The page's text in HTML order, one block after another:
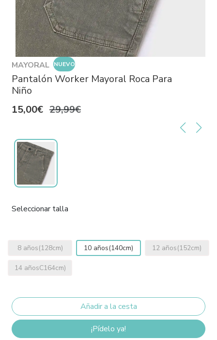
MAYORAL NUEVO
Pantalón Worker Mayoral Roca Para
Niño
15,00€ 29,99€
Seleccionar talla
8 años(128cm) 10 años(140cm) 12 años(152cm)
14 añosC164cm)
¡Pídelo ya!